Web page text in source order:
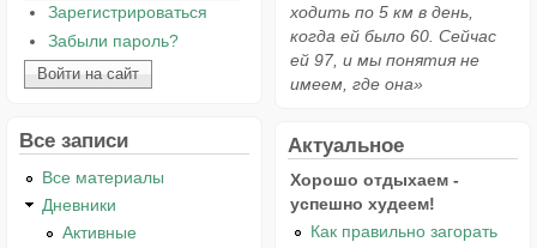
Зарегистрироваться
Забыли пароль?
Все записи
Все материалы
Дневники
Активные
ходить по 5 км в день,
когда ей было 60. Сейчас
ей 97, и мы понятия не
имеем, где она»
Актуальное
Хорошо отдыхаем -
успешно худеем!
Как правильно загорать